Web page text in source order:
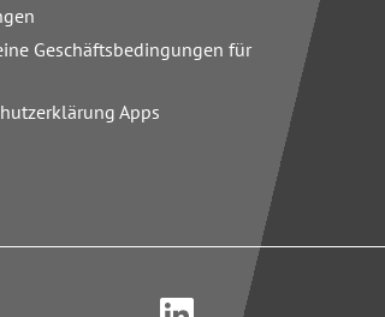
Geschäftsbedingungen für
Apps